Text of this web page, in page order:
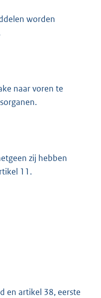
worden
naar voren te
zij hebben
11.
en artikel 38, eerste